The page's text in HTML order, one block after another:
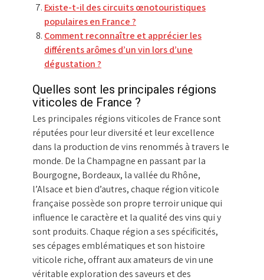
Existe-t-il des circuits œnotouristiques
populaires en France ?
Comment reconnaître et apprécier les
différents arômes d’un vin lors d’une
dégustation ?
Quelles sont les principales régions
viticoles de France ?
Les principales régions viticoles de France sont
réputées pour leur diversité et leur excellence
dans la production de vins renommés à travers le
monde. De la Champagne en passant par la
Bourgogne, Bordeaux, la vallée du Rhône,
l’Alsace et bien d’autres, chaque région viticole
française possède son propre terroir unique qui
influence le caractère et la qualité des vins qui y
sont produits. Chaque région a ses spécificités,
ses cépages emblématiques et son histoire
viticole riche, offrant aux amateurs de vin une
véritable exploration des saveurs et des